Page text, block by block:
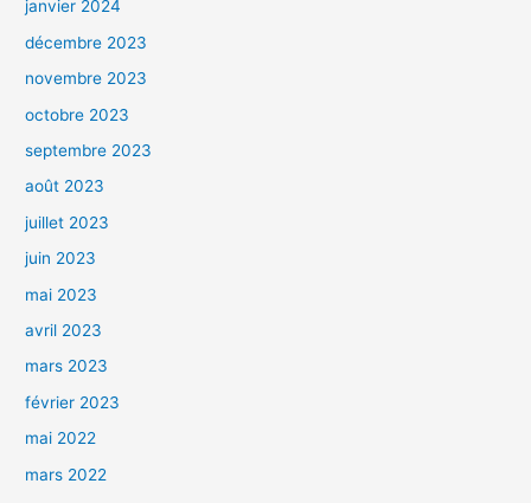
janvier 2024
décembre 2023
novembre 2023
octobre 2023
septembre 2023
août 2023
juillet 2023
juin 2023
mai 2023
avril 2023
mars 2023
février 2023
mai 2022
mars 2022